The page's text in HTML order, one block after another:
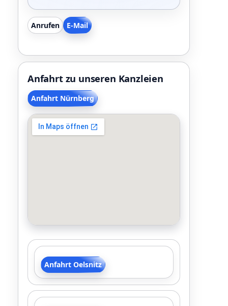
Anrufen E-Mail
Anfahrt zu unseren Kanzleien
Anfahrt Nürnberg
Anfahrt Oelsnitz